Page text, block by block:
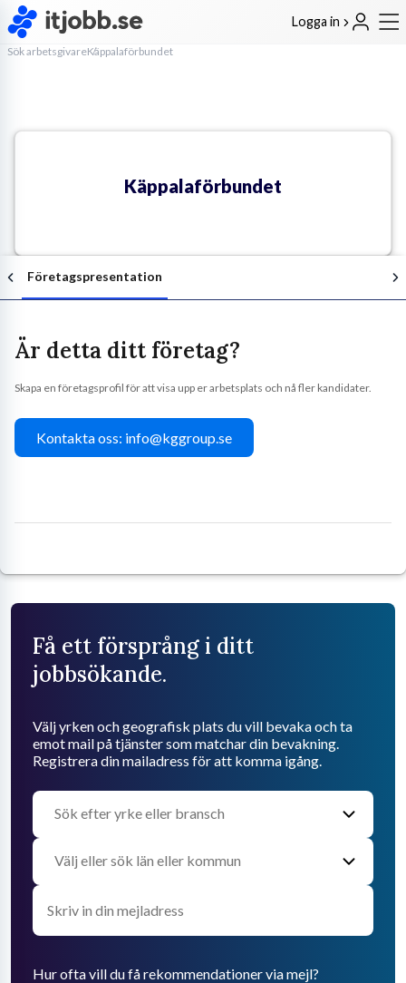
Logga in
Sök arbetsgivareKäppalaförbundet
Käppalaförbundet
Företagspresentation
Är detta ditt företag?
Skapa en företagsprofil för att visa upp er arbetsplats och nå fler kandidater.
Kontakta oss: info@kggroup.se
Få ett försprång i ditt
jobbsökande.
Välj yrken och geografisk plats du vill bevaka och ta
emot mail på tjänster som matchar din bevakning.
Registrera din mailadress för att komma igång.
Hur ofta vill du få rekommendationer via mejl?